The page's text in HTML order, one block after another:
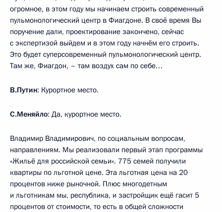
огромное, в этом году мы начинаем строить современный
пульмонологический центр в Фиагдоне. В своё время Вы
поручение дали, проектирование закончено, сейчас
с экспертизой выйдем и в этом году начнём его строить.
Это будет суперсовременный пульмонологический центр.
Там же, Фиагдон, – там воздух сам по себе…
В.Путин: Курортное место.
С.Меняйло: Да, курортное место.
Владимир Владимирович, по социальным вопросам,
направлениям. Мы реализовали первый этап программы
«Жильё для российской семьи». 775 семей получили
квартиры по льготной цене. Эта льготная цена на 20
процентов ниже рыночной. Плюс многодетным
и льготникам мы, республика, и застройщик ещё гасит 5
процентов от стоимости, то есть в общей сложности